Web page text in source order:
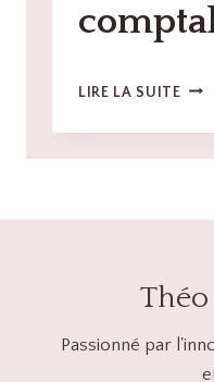
LIRE LA SUITE
ET
Passionné par